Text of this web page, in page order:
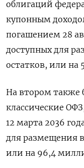
облигаций
купонным
погашением 28
доступных для
остатков, или на
На втором также
классические
12 марта 2036
для размещения
или на 96,4